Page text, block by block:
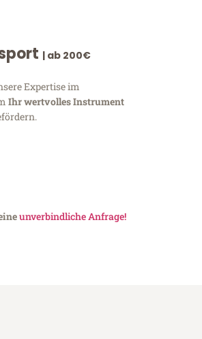
| ab 200€
Expertise im
Ihr wertvolles Instrument
unverbindliche Anfrage!